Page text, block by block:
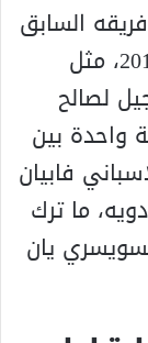
السابق
ريال مدريد الاسباني موسم 2017-2018، مثل
لصالح
واحدة بين
فابيان
ما ترك
يان